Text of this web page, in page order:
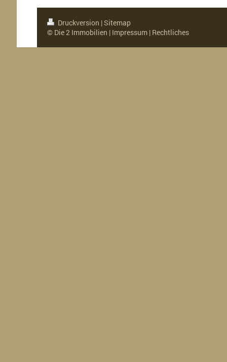
Druckversion |Sitemap
© Die 2 Immobilien | Impressum| Rechtliches